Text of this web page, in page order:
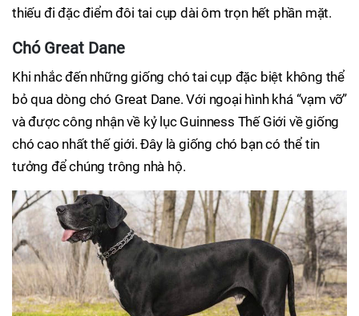
thiếu đi đặc điểm đôi tai cụp dài ôm trọn hết phần mặt.
Chó Great Dane
Khi nhắc đến những giống chó tai cụp đặc biệt không thể
bỏ qua dòng chó Great Dane. Với ngoại hình khá “vạm vỡ”
và được công nhận về kỷ lục Guinness Thế Giới về giống
chó cao nhất thế giới. Đây là giống chó bạn có thể tin
tưởng để chúng trông nhà hộ.